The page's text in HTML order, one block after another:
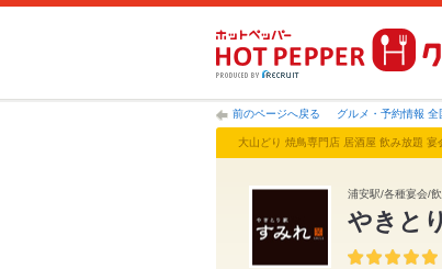
前のページへ戻る グルメ・予約情報 全
大山どり 焼鳥専門店 居酒屋 飲み放題 宴
浦安駅/各種宴会/
やきと